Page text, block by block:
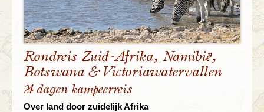
Rondreis Zuid-Afrika, Namibië,
Botswana & Victoriawatervallen
24 dagen kampeerreis
Over land door zuidelijk Afrika